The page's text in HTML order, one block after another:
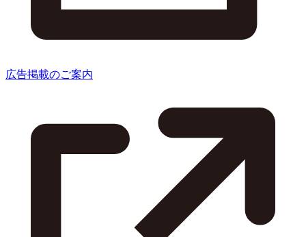
広告掲載のご案内